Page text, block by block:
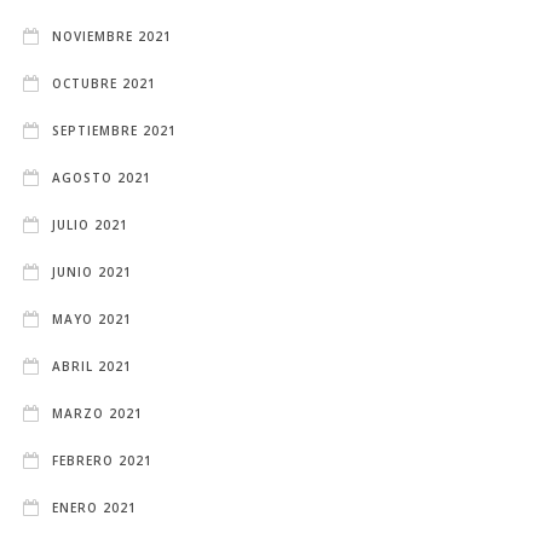
NOVIEMBRE 2021
OCTUBRE 2021
SEPTIEMBRE 2021
AGOSTO 2021
JULIO 2021
JUNIO 2021
MAYO 2021
ABRIL 2021
MARZO 2021
FEBRERO 2021
ENERO 2021